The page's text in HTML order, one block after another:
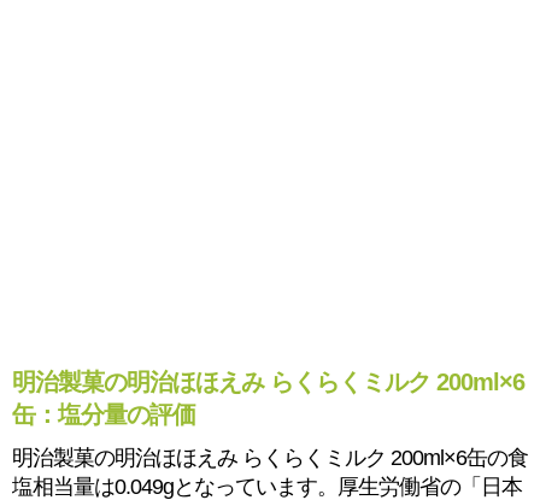
明治製菓の明治ほほえみ らくらくミルク 200ml×6
缶：塩分量の評価
明治製菓の明治ほほえみ らくらくミルク 200ml×6缶の食
塩相当量は0.049gとなっています。厚生労働省の「日本